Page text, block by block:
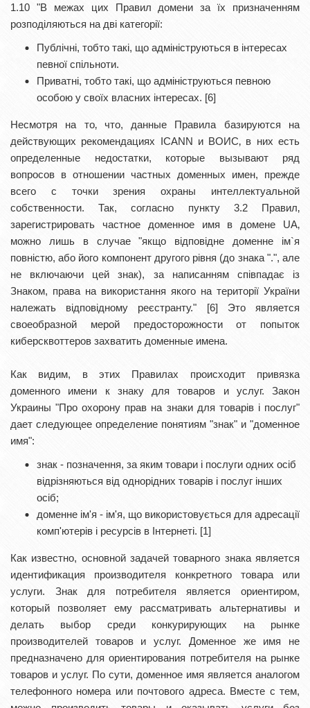
1.10 "В межах цих Правил домени за їх призначенням
розподіляються на дві категорії:
Публічні, тобто такі, що адмініструються в інтересах
певної спільноти.
Приватні, тобто такі, що адмініструються певною
особою у своїх власних інтересах. [6]
Несмотря на то‚ что, данные Правила базируются на
действующих рекомендациях ICANN и ВОИС‚ в них есть
определенные недостатки, которые вызывают ряд
вопросов в отношении частных доменных имен, прежде
всего с точки зрения охраны интеллектуальной
собственности. Так, согласно пункту 3.2 Правил‚
зарегистрировать частное доменное имя в домене UA‚
можно лишь в случае "якщо відповідне доменне ім`я
повністю, або його компонент другого рівня (до знака ".", але
не включаючи цей знак), за написанням співпадає із
Знаком, права на використання якого на території України
належать відповідному реєстранту." [6] Это является
своеобразной мерой предосторожности от попыток
киберсквоттеров захватить доменные имена.
Как видим, в этих Правилах происходит привязка
доменного имени к знаку для товаров и услуг. Закон
Украины "Про охорону прав на знаки для товарів і послуг"
дает следующее определение понятиям "знак" и "доменное
имя":
знак - позначення, за яким товари і послуги одних осіб
відрізняються від однорідних товарів і послуг інших
осіб;
доменне ім'я - ім'я, що використовується для адресації
комп'ютерів і ресурсів в Інтернеті. [1]
Как известно, основной задачей товарного знака является
идентификация производителя конкретного товара или
услуги. Знак для потребителя является ориентиром,
который позволяет ему рассматривать альтернативы и
делать выбор среди конкурирующих на рынке
производителей товаров и услуг. Доменное же имя не
предназначено для ориентирования потребителя на рынке
товаров и услуг. По сути, доменное имя является аналогом
телефонного номера или почтового адреса. Вместе с тем,